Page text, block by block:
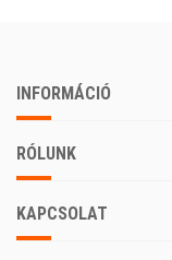
INFORMÁCIÓ
RÓLUNK
KAPCSOLAT